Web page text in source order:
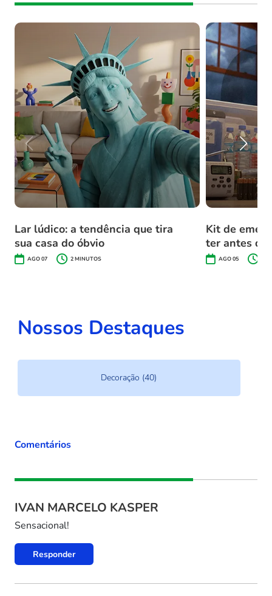
Lar lúdico: a tendência que tira
sua casa do óbvio
AGO 07 2MINUTOS
Kit de
ter antes
AGO 05
Nossos Destaques
Decoração (40)
Comentários
IVAN MARCELO KASPER
Sensacional!
Responder